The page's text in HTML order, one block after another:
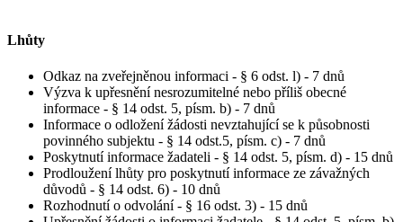
Lhůty
Odkaz na zveřejněnou informaci - § 6 odst. l) - 7 dnů
Výzva k upřesnění nesrozumitelné nebo příliš obecné
informace - § 14 odst. 5, písm. b) - 7 dnů
Informace o odložení žádosti nevztahující se k působnosti
povinného subjektu - § 14 odst.5, písm. c) - 7 dnů
Poskytnutí informace žadateli - § 14 odst. 5, písm. d) - 15 dnů
Prodloužení lhůty pro poskytnutí informace ze závažných
důvodů - § 14 odst. 6) - 10 dnů
Rozhodnutí o odvolání - § 16 odst. 3) - 15 dnů